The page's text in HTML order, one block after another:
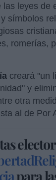
leyes de
símbolos
romerías,
creará "un
y
otra
al de Por
para